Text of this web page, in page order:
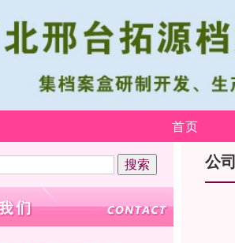
首页
公